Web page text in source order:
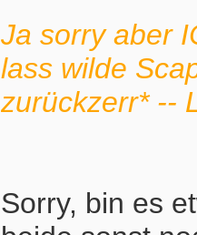
Ja sorry aber
lass wilde
zurückzerr* --
Sorry, bin es